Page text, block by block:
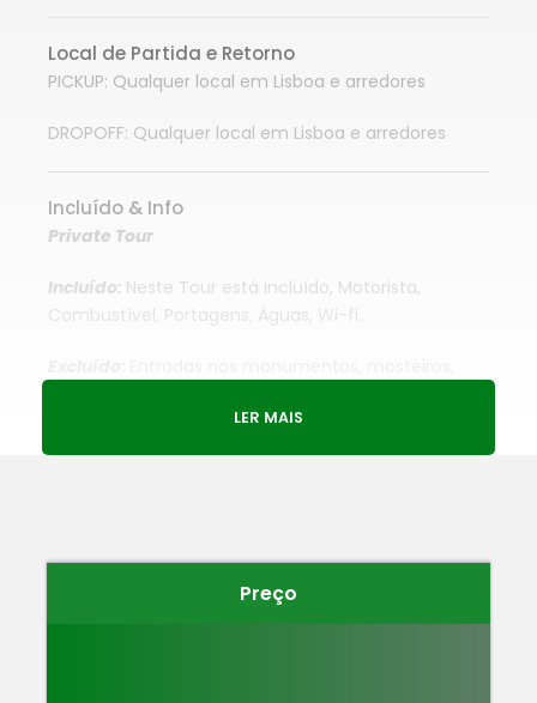
Preço
Local de Partida e Retorno
PICKUP: Qualquer local em Lisboa e arredores
DROPOFF: Qualquer local em Lisboa e arredores
Incluído & Info
Private Tour
Incluído: Neste Tour está incluído, Motorista,
Combustível, Portagens, Águas, Wi-fi.
LER MAIS